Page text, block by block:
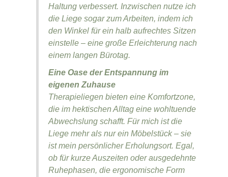
Haltung verbessert. Inzwischen nutze ich
die Liege sogar zum Arbeiten, indem ich
den Winkel für ein halb aufrechtes Sitzen
einstelle – eine große Erleichterung nach
einem langen Bürotag.
Eine Oase der Entspannung im
eigenen Zuhause
Therapieliegen bieten eine Komfortzone,
die im hektischen Alltag eine wohltuende
Abwechslung schafft. Für mich ist die
Liege mehr als nur ein Möbelstück – sie
ist mein persönlicher Erholungsort. Egal,
ob für kurze Auszeiten oder ausgedehnte
Ruhephasen, die ergonomische Form